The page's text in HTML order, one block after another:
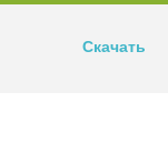
Скачать